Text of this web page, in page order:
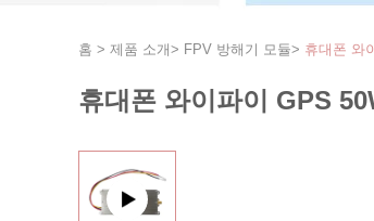
홈 > 제품 소개> FPV 방해기 모듈> 휴대폰 와
휴대폰 와이파이 GPS